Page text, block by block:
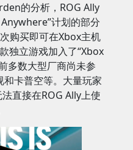
的分析，ROG Ally
计划的部分
购买即可在Xbox主机
独立游戏加入了“Xbox
多数大型厂商尚未参
卡普空等。大量玩家
直接在ROG Ally上使